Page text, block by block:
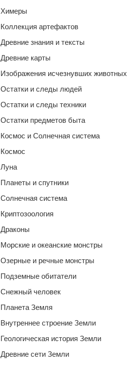
Химеры
Коллекция артефактов
Древние знания и тексты
Древние карты
Изображения исчезнувших животных
Остатки и следы людей
Остатки и следы техники
Остатки предметов быта
Космос и Солнечная система
Космос
Луна
Планеты и спутники
Солнечная система
Криптозоология
Драконы
Морские и океанские монстры
Озерные и речные монстры
Подземные обитатели
Снежный человек
Планета Земля
Внутреннее строение Земли
Геологическая история Земли
Древние сети Земли